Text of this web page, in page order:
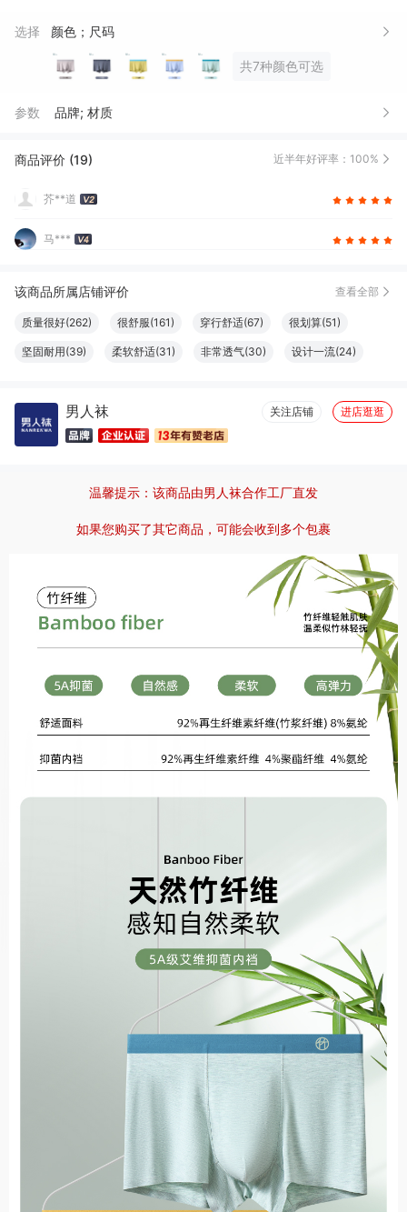
选择 颜色；尺码
共7种颜色可选
参数 品牌; 材质
商品评价 (19) 近半年好评率：100%
芥**道
马***
该商品所属店铺评价 查看全部
质量很好(262) 很舒服(161) 穿行舒适(67) 很划算(51)
坚固耐用(39) 柔软舒适(31) 非常透气(30) 设计一流(24)
做工精良(17) 体感舒适(16)
尺寸适宜(15) 颜色正(13)
透气性佳(10) 结实牢固(10) 款式好看(9)
很显气质(9) 效果好(8) 外观好看(8)
男人袜 关注店铺 进店逛逛
温馨提示：该商品由男人袜合作工厂直发
如果您购买了其它商品，可能会收到多个包裹